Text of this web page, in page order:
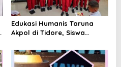
Edukasi Humanis Taruna
Akpol di Tidore, Siswa
Mandiri